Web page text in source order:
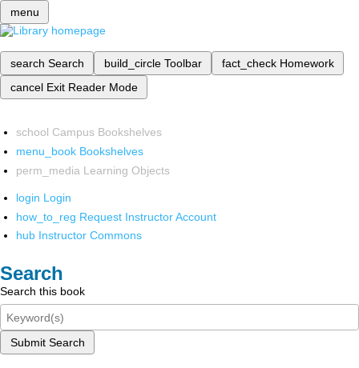
menu
search Search build_circle Toolbar fact_check Homework
cancel Exit Reader Mode
school Campus Bookshelves
menu_book Bookshelves
perm_media Learning Objects
login Login
how_to_reg Request Instructor Account
hub Instructor Commons
Search
Search this book
Submit Search